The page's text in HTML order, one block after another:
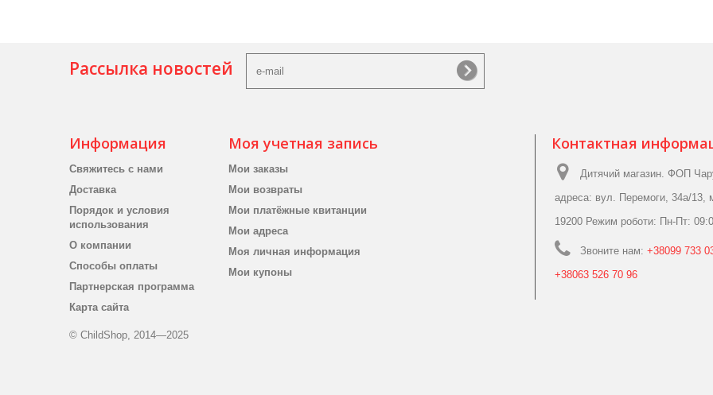
Рассылка новостей
Информация
Свяжитесь с нами
Доставка
Порядок и условия
использования
О компании
Способы оплаты
Партнерская программа
Карта сайта
© ChildShop, 2014—2025
Моя учетная запись
Мои заказы
Мои возвраты
Мои платёжные квитанции
Мои адреса
Моя личная информация
Мои купоны
Контактная
Дитячий магазин. ФОП
адреса: вул. Перемоги, 34а/13,
19200 Режим роботи: Пн-Пт:
Звоните нам: +38099 733
+38063 526 70 96